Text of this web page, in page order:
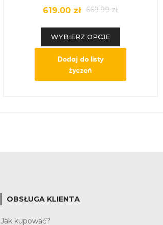
669.99zł
619.00 zł
WYBIERZ OPCJE
Dodaj do listy
życzeń
OBSŁUGA KLIENTA
Jak kupować?